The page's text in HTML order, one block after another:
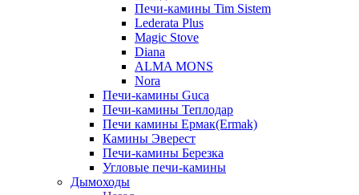
Печи-камины Tim Sistem
Lederata Plus
Magic Stove
Diana
ALMA MONS
Nora
Печи-камины Guca
Печи-камины Теплодар
Печи камины Ермак(Ermak)
Камины Эверест
Печи-камины Березка
Угловые печи-камины
Дымоходы